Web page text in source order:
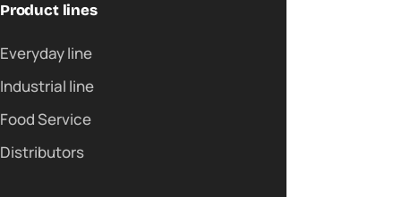
Product lines
Everyday line
Industrial line
Food Service
Distributors